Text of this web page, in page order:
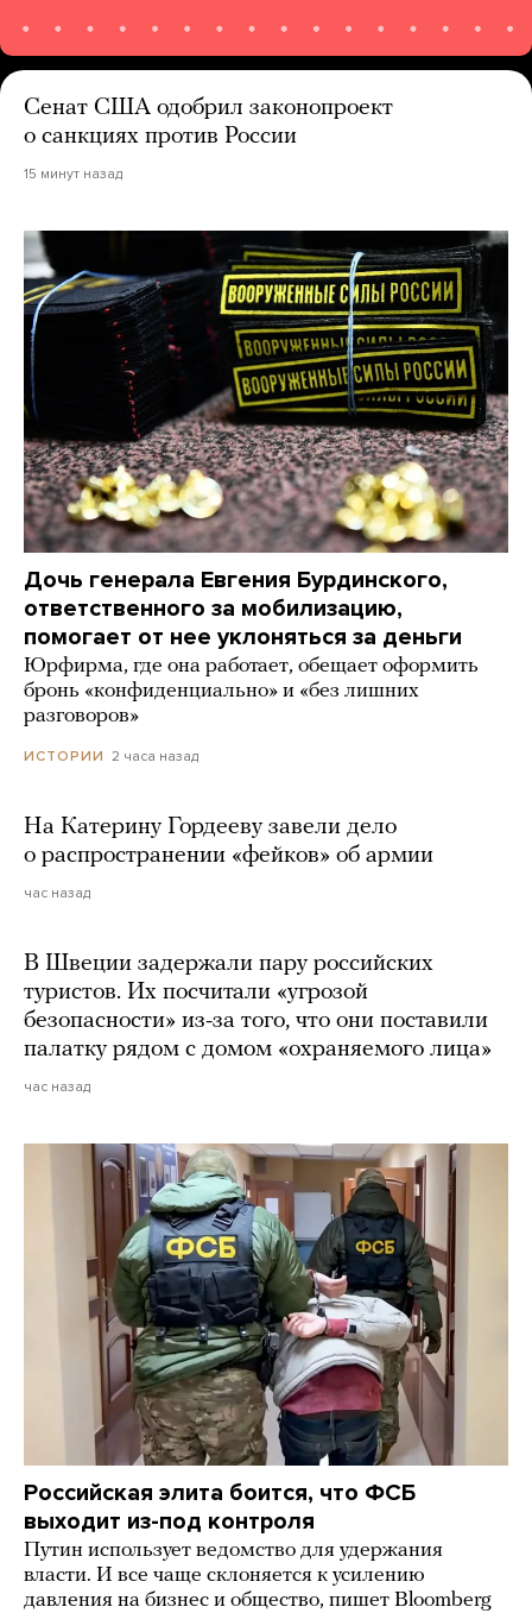
Сенат США одобрил законопроект
о санкциях против России
15 минут назад
Дочь генерала Евгения Бурдинского,
ответственного за мобилизацию,
помогает от нее уклоняться за деньги
Юрфирма, где она работает, обещает оформить
бронь «конфиденциально» и «без лишних
разговоров»
ИСТОРИИ 2 часа назад
На Катерину Гордееву завели дело
о распространении «фейков» об армии
час назад
В Швеции задержали пару российских
туристов. Их посчитали «угрозой
безопасности» из-за того, что они поставили
палатку рядом с домом «охраняемого лица»
час назад
Российская элита боится, что ФСБ
выходит из-под контроля
Путин использует ведомство для удержания
власти. И все чаще склоняется к усилению
давления на бизнес и общество, пишет Bloomberg